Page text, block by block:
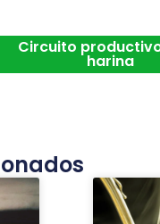
Circuito
harina